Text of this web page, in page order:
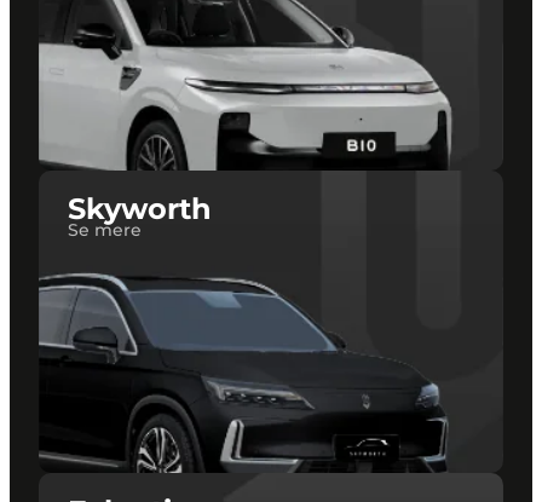
Skyworth
Se mere